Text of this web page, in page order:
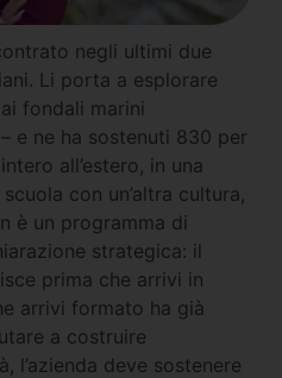
negli ultimi due
Li porta a esplorare
fondali marini
e ne ha sostenuti 830 per
all’estero, in una
con un’altra cultura,
è un programma di
strategica: il
prima che arrivi in
arrivi formato ha già
a costruire
l’azienda deve sostenere